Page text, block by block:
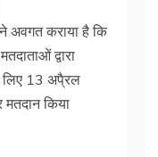
अवगत कराया है कि
द्वारा
लिए 13 अपै्रल
मतदान किया